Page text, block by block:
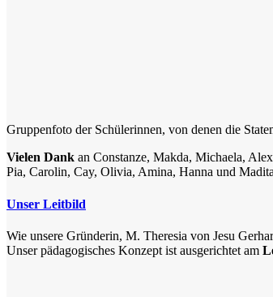
Gruppenfoto der Schülerinnen, von denen die
Vielen Dank an Constanze, Makda, Michaela,
Pia, Carolin, Cay, Olivia, Amina, Hanna und
Unser Leitbild
Wie unsere Gründerin, M. Theresia von Jesu
Unser pädagogisches Konzept ist ausgerichtet am